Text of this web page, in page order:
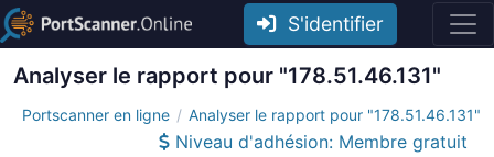
S'identifier
Analyser le rapport pour "178.51.46.131"
Portscanner en ligne Analyser le rapport pour "178.51.46.131"
Niveau d'adhésion: Membre gratuit